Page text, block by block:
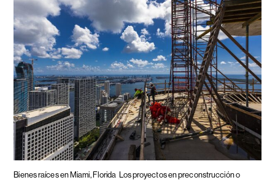
Bienes raíces en Miami, Florida Los proyectos en preconstrucción o